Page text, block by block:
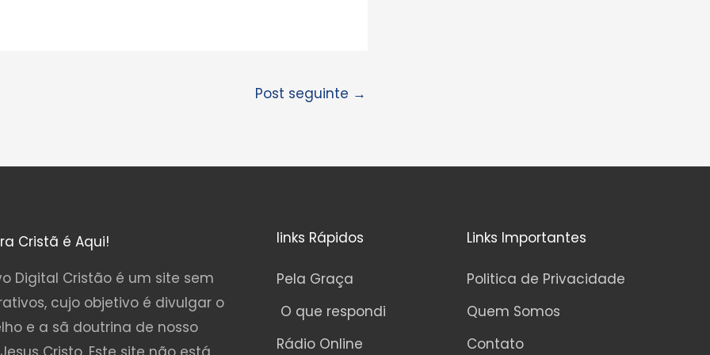
Post seguinte →
Cristã é Aqui!
Digital Cristão é um site sem
cujo objetivo é divulgar o
e a sã doutrina de nosso
links Rápidos
Pela Graça
O que respondi
Rádio Online
Links Importantes
Politica de Privacidade
Quem Somos
Contato